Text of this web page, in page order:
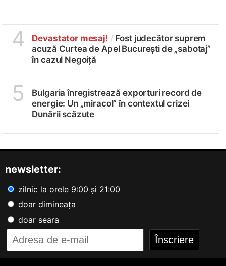
4 Devastator mesaj! / Fost judecător suprem
acuză Curtea de Apel București de „sabotaj”
în cazul Negoiță
5
Bulgaria înregistrează exporturi record de
energie: Un „miracol” în contextul crizei
Dunării scăzute
newsletter:
zilnic la orele 9:00 și 21:00
doar dimineața
doar seara